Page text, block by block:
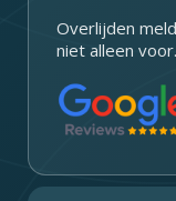
Overlijden
niet alleen voor.